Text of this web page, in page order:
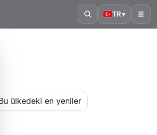
TR▾ ☰
ülkedeki en yeniler